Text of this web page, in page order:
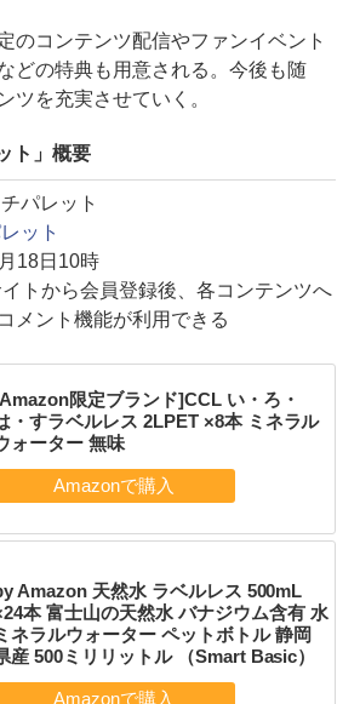
のコンテンツ配信やファンイベント
どの特典も用意される。今後も随
ツを充実させていく。
ト」概要
パレット
ット
18日10時
トから会員登録後、各コンテンツへ
メント機能が利用できる
限定ブランド]CCL い・ろ・
・すラベルレス 2LPET ×8本 ミネラル
ォーター 無味
Amazon 天然水 ラベルレス 500mL
本 富士山の天然水 バナジウム含有 水
ネラルウォーター ペットボトル 静岡
産 500ミリリットル （Smart Basic）